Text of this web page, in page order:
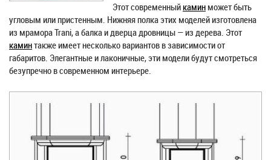
Этот современный камин может быть
угловым или пристенным. Нижняя полка этих моделей изготовлена
из мрамора Trani, а балка и дверца дровницы — из дерева. Этот
каминтакже имеет несколько вариантов в зависимости от
габаритов. Элегантные и лаконичные, эти модели будут смотреться
безупречно в современном интерьере.